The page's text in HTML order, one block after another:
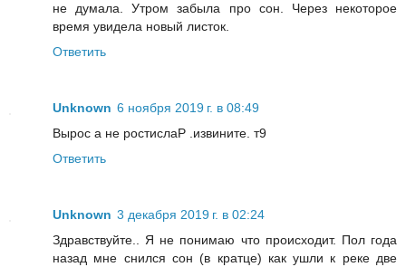
не думала. Утром забыла про сон. Через некоторое
время увидела новый листок.
Ответить
Unknown 6 ноября 2019 г. в 08:49
Вырос а не ростислаР .извините. т9
Ответить
Unknown 3 декабря 2019 г. в 02:24
Здравствуйте.. Я не понимаю что происходит. Пол года
назад мне снился сон (в кратце) как ушли к реке две